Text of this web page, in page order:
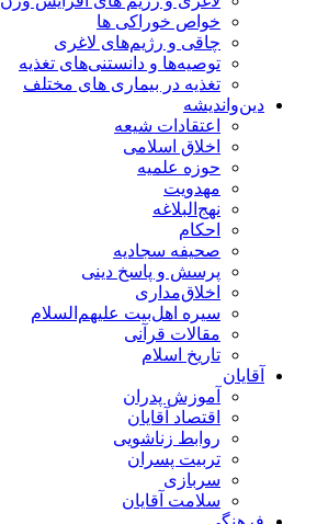
خواص خوراكی ها
چاقی و رژیم‌های لاغری
توصیه‌ها و دانستنی‌های تغذیه
تغذیه در بیماری های مختلف
دین‌واندیشه
اعتقادات شیعه
اخلاق اسلامی
حوزه علمیه
مهدویت
نهج‌البلاغه
احکام
صحیفه سجادیه
پرسش و پاسخ دینی
اخلاق‌مداری
سیره اهل‌بیت علیهم‌السلام
مقالات قرآنی
تاریخ اسلام
آقایان
آموزش پدران
اقتصاد آقایان
روابط زناشویی
تربیت پسران
سربازی
سلامت آقایان